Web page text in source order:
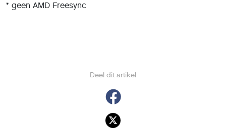
Deel dit artikel
* geen AMD Freesync